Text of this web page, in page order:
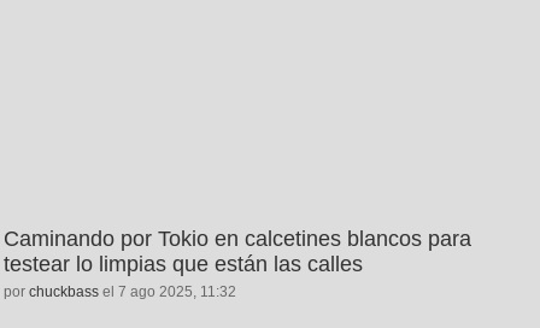
Caminando por Tokio en calcetines blancos para
testear lo limpias que están las calles
por chuckbass el 7 ago 2025, 11:32